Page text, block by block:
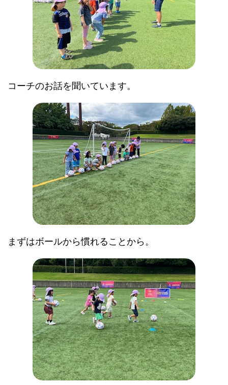
コーチのお話を聞いています。
まずはボールから慣れることから。